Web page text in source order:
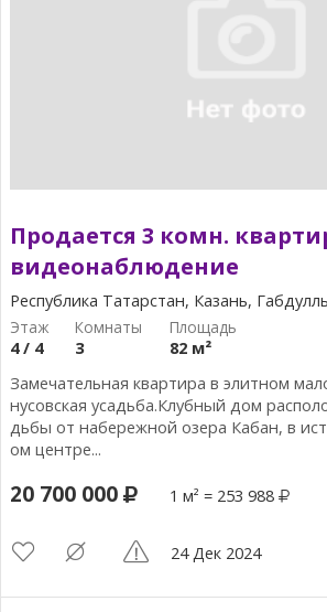
Продается 3 комн.
видеонаблюдение
Республика Татарстан, Казань,
4 / 4 3
82 м²
Замечательная квартира в элитном
нусовская усадьба.Клубный дом
дьбы от набережной озера Кабан, в
ом центре...
20 700 000 1 м² = 253 988
24 Дек 2024